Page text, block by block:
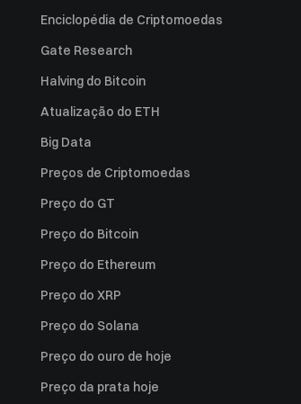
Enciclopédia de Criptomoedas
Gate Research
Halving do Bitcoin
Atualização do ETH
Big Data
Preços de Criptomoedas
Preço do GT
Preço do Bitcoin
Preço do Ethereum
Preço do XRP
Preço do Solana
Preço do ouro de hoje
Preço da prata hoje